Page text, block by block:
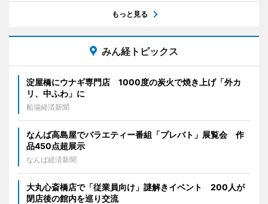
もっと見る
みん経トピックス
淀屋橋にウナギ専門店 1000度の炭火で焼き上げ「外カ
リ、中ふわ」に
船場経済新聞
なんば高島屋でバラエティー番組「プレバト」展覧会 作
品450点超展示
なんば経済新聞
大丸心斎橋店で「従業員向け」謎解きイベント 200人が
閉店後の館内を巡り交流